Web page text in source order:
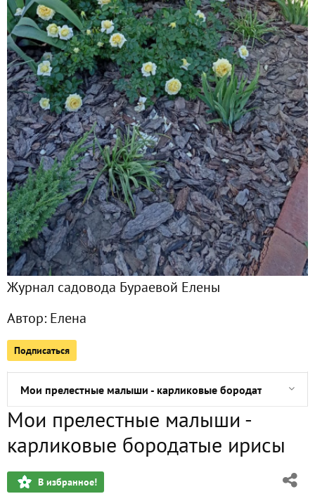
Журнал садовода Бураевой Елены
Автор: Елена
Подписаться
Главная
Подписчики
Все публикации
Сейчас обсуждают
Мои прелестные малыши - карликовые бородатые ирисы
Не было печали - посеяла я питахайю, маракуйю и киви
Ура! Официально начался сезон 2025 года!
О планах на весну
Мои прелестные малыши -
карликовые бородатые ирисы
В избранное!